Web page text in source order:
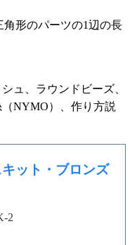
形のパーツの1辺の長
ュ、ラウンドビーズ、
NYMO）、作り方説
ット・ブロンズ
2